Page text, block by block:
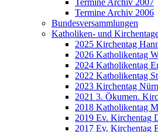
Termine Archiv 2007
Termine Archiv 2006
Bundesversammlungen
Katholiken- und
2025 Kirchentag
2026 Katholikentag
2024 Katholikentag
2022 Katholikentag
2023 Kirchentag
2021 3. Ökumen.
2018 Katholikentag
2019 Ev. Kirchentag
2017 Ev. Kirchentag